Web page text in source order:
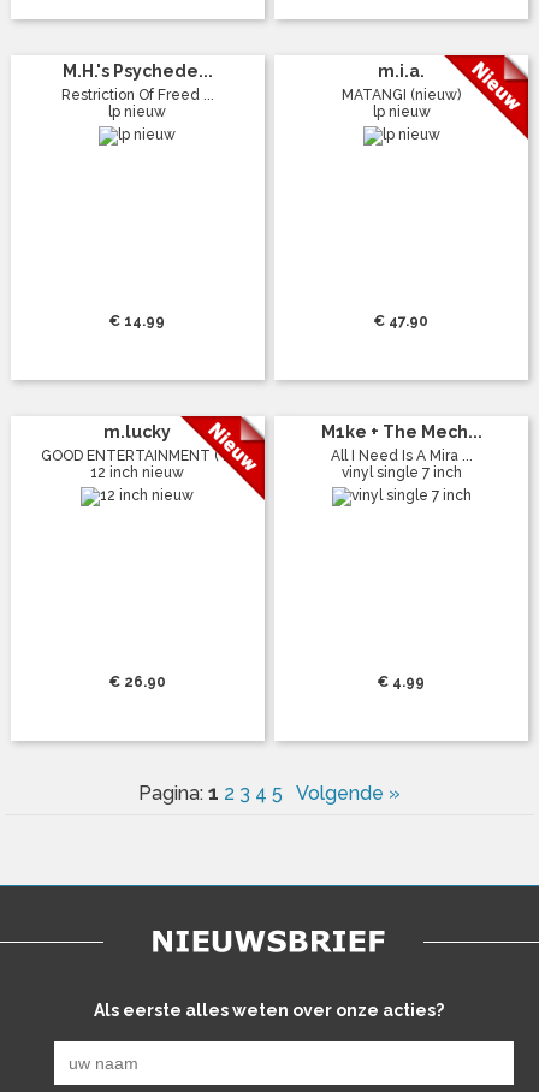
M.H.'s Psychede...
Restriction Of Freed ...
lp nieuw
€ 14.99
m.i.a.
MATANGI (nieuw)
lp nieuw
€ 47.90
m.lucky
GOOD ENTERTAINMENT ( ...
12 inch nieuw
€ 26.90
M1ke + The Mech...
All I Need Is A Mira ...
vinyl single 7 inch
€ 4.99
Pagina: 1 2 3 4 5 Volgende »
Als eerste alles weten over onze acties?